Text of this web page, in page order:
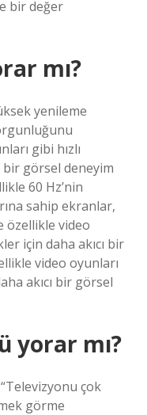
bir değer
mı?
yenileme
gibi hızlı
bir görsel deneyim
60 Hz’nin
sahip ekranlar,
özellikle video
için daha akıcı bir
video oyunları
akıcı bir görsel
yorar mı?
çok
görme